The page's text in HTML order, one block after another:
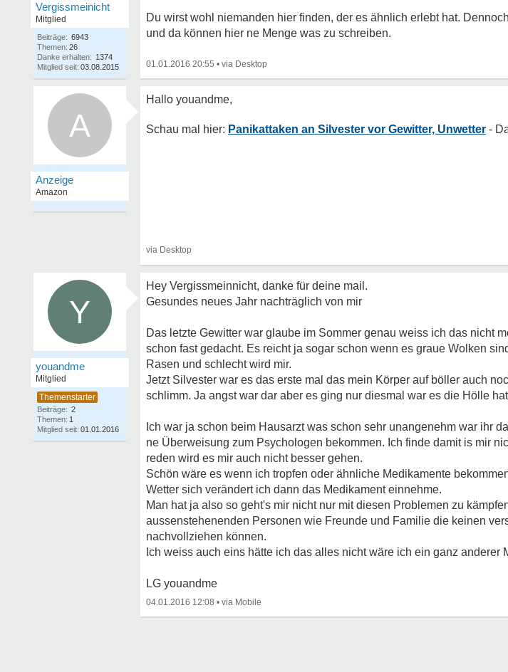
Vergissmeinicht
Mitglied
Beiträge: 6943
Themen: 26
Danke erhalten: 1374
Mitglied seit: 03.08.2015
Du wirst wohl niemanden hier finden, der es ähnlich erlebt hat.
und da können hier ne Menge was zu schreiben.
01.01.2016 20:55 •
A Panikattaken an Silvester vor Gewitter, Unwetter
Y
youandme
Mitglied
Beiträge: 2
Themen: 1
Mitglied seit: 01.01.2016
Hey Vergissmeinnicht, danke für deine mail.
Gesundes neues Jahr nachträglich von mir
Das letzte Gewitter war glaube im Sommer genau weiss ich das nicht
schon fast gedacht. Es reicht ja sogar schon wenn es graue Wolken
Rasen und schlecht wird mir.
Jetzt Silvester war es das erste mal das mein Körper auf böller auch
schlimm. Ja angst war dar aber es ging nur diesmal war es die Hölle
Ich war ja schon beim Hausarzt was schon sehr unangenehm war ihr
ne Überweisung zum Psychologen bekommen. Ich finde damit is mir
reden wird es mir auch nicht besser gehen.
Schön wäre es wenn ich tropfen oder ähnliche Medikamente
Wetter sich verändert ich dann das Medikament einnehme.
Man hat ja also so geht's mir nicht nur mit diesen Problemen zu
aussenstehenenden Personen wie Freunde und Familie die keinen
nachvollziehen können.
Ich weiss auch eins hätte ich das alles nicht wäre ich ein ganz anderer
LG youandme
04.01.2016 12:08 •